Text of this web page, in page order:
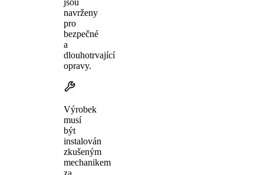
navrženy
pro
bezpečné
a
dlouhotrvající
opravy.
Výrobek
musí
být
instalován
zkušeným
mechanikem
za